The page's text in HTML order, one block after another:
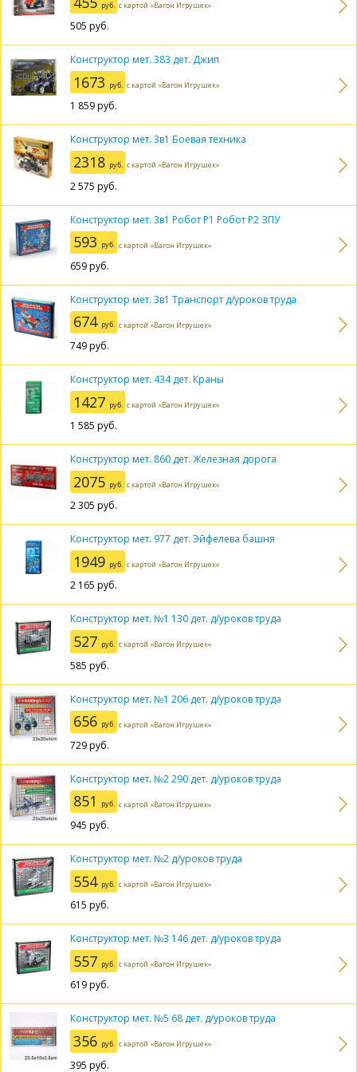
руб. с картой «Вагон Игрушек»
505 руб.
Конструктор мет. 383 дет. Джип
1673 руб. с картой «Вагон Игрушек»
1 859руб.
Конструктор мет. 3в1 Боевая техника
2318 руб. с картой «Вагон Игрушек»
2 575 руб.
Конструктор мет. 3в1 Робот Р1 Робот Р2 ЗПУ
593 руб. с картой «Вагон Игрушек»
659руб.
Конструктор мет. 3в1 Транспорт д/уроков труда
674 руб. с картой «Вагон Игрушек»
749руб.
Конструктор мет. 434 дет. Краны
1427 руб. с картой «Вагон Игрушек»
1 585 руб.
Конструктор мет. 860 дет. Железная дорога
2075 руб. с картой «Вагон Игрушек»
2 305 руб.
Конструктор мет. 977 дет. Эйфелева башня
1949 руб. с картой «Вагон Игрушек»
2 165 руб.
Конструктор мет. №1 130 дет. д/уроков труда
527 руб. с картой «Вагон Игрушек»
585 руб.
Конструктор мет. №1 206 дет. д/уроков труда
656 руб. с картой «Вагон Игрушек»
729руб.
Конструктор мет. №2 290 дет. д/уроков труда
851 руб. с картой «Вагон Игрушек»
945 руб.
Конструктор мет. №2 д/уроков труда
554 руб. с картой «Вагон Игрушек»
615 руб.
Конструктор мет. №3 146 дет. д/уроков труда
557 руб. с картой «Вагон Игрушек»
619руб.
Конструктор мет. №5 68 дет. д/уроков труда
356 руб. с картой «Вагон Игрушек»
395 руб.